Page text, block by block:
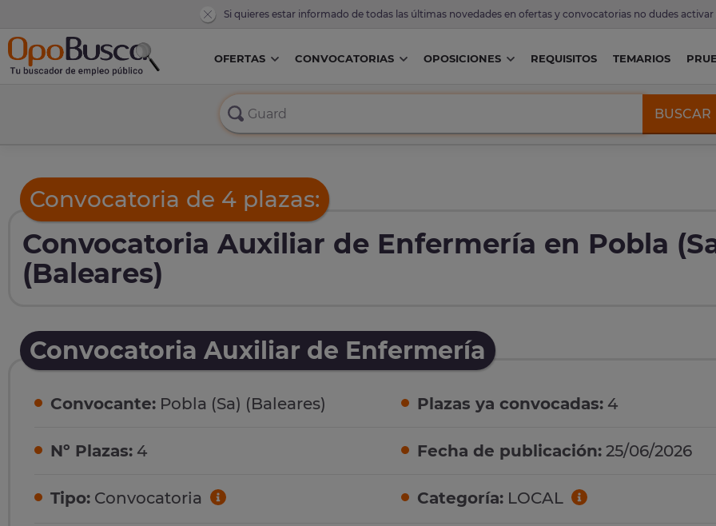
Si quieres estar informado de todas las últimas novedades en ofertas y convocatorias no dudes activar
OFERTAS CONVOCATORIAS OPOSICIONES REQUISITOS TEMARIOS
BUSCAR
Convocatoria de 4 plazas:
Convocatoria Auxiliar de Enfermería en Pobla
(Baleares)
Convocatoria Auxiliar de Enfermería
Convocante: Pobla (Sa) (Baleares)
Nº Plazas: 4
Tipo: Convocatoria
Plazas ya convocadas: 4
Fecha de publicación: 25/06/2026
Categoría: LOCAL